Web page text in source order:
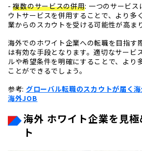
-複数のサービスの併用: 一つのサービス
ウトサービスを併用することで、より多
業からのスカウトを受ける可能性が高ま
海外でのホワイト企業への転職を目指す
は有効な手段となります。適切なサービ
ルや希望条件を明確にすることで、より
ことができるでしょう。
参考: グローバル転職のスカウトが届く
海外JOB
海外 ホワイト企業を見
ト